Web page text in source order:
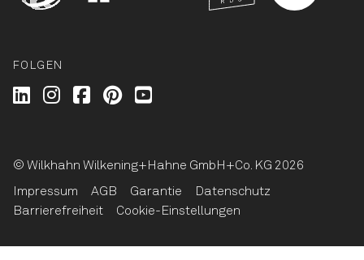
FOLGEN
Wilkhahn @ LinkedIn
Wilkhahn @ Instagram
Wilkhahn @ Facebook
Wilkhahn @ Pinterest
© Wilkhahn Wilkening+Hahne GmbH+Co. KG 2026
Impressum
AGB Garantie
Datenschutz
Barrierefreiheit
Cookie-Einstellungen